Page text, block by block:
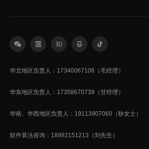
华北地区负责人：17340067106（毛经理）
华东地区负责人：17358670739（甘经理）
华南、华西地区负责人：19113907060（耿女士）
软件算法咨询：18982151213（刘先生）